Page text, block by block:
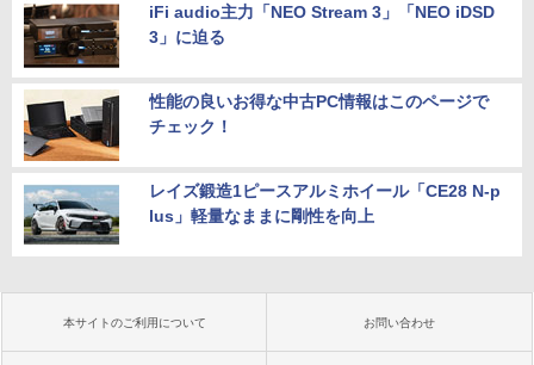
iFi audio主力「NEO Stream 3」「NEO iDSD
3」に迫る
性能の良いお得な中古PC情報はこのページで
チェック！
レイズ鍛造1ピースアルミホイール「CE28 N-p
lus」軽量なままに剛性を向上
本サイトのご利用について お問い合わせ